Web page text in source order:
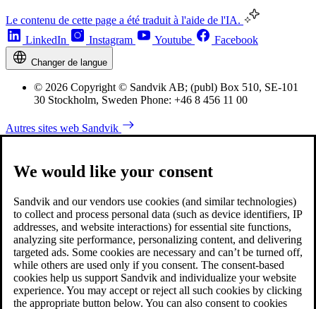
Le contenu de cette page a été traduit à l'aide de l'IA.
LinkedIn
Instagram Youtube Facebook
Changer de langue
© 2026 Copyright © Sandvik AB; (publ) Box 510, SE-101
30 Stockholm, Sweden Phone: +46 8 456 11 00
Autres sites web Sandvik
We would like your consent
Sandvik and our vendors use cookies (and similar technologies)
to collect and process personal data (such as device identifiers, IP
addresses, and website interactions) for essential site functions,
analyzing site performance, personalizing content, and delivering
targeted ads. Some cookies are necessary and can’t be turned off,
while others are used only if you consent. The consent-based
cookies help us support Sandvik and individualize your website
experience. You may accept or reject all such cookies by clicking
the appropriate button below. You can also consent to cookies